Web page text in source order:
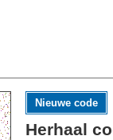
Nieuwe code
Herhaal